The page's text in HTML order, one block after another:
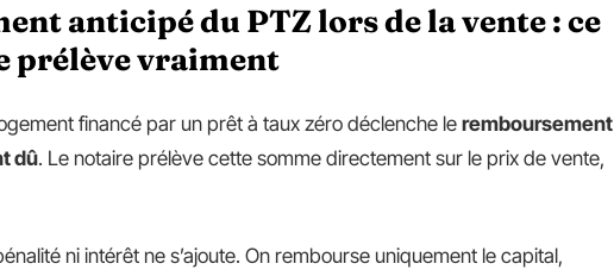
anticipé du PTZ lors de la vente : ce
prélève vraiment
financé par un prêt à taux zéro déclenche le remboursement
dû. Le notaire prélève cette somme directement sur le prix de vente,
ni intérêt ne s’ajoute. On rembourse uniquement le capital,